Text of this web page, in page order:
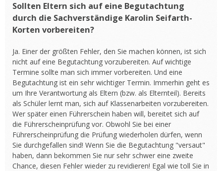
Sollten Eltern sich auf eine Begutachtung
durch die Sachverständige Karolin Seifarth-
Korten vorbereiten?
Ja. Einer der größten Fehler, den Sie machen können, ist sich
nicht auf eine Begutachtung vorzubereiten. Auf wichtige
Termine sollte man sich immer vorbereiten. Und eine
Begutachtung ist ein sehr wichtiger Termin. Immerhin geht es
um Ihre Verantwortung als Eltern (bzw. als Elternteil). Bereits
als Schüler lernt man, sich auf Klassenarbeiten vorzubereiten.
Wer später einen Führerschein haben will, bereitet sich auf
die Führerscheinprüfung vor. Obwohl Sie bei einer
Führerscheinprüfung die Prüfung wiederholen dürfen, wenn
Sie durchgefallen sind! Wenn Sie die Begutachtung "versaut"
haben, dann bekommen Sie nur sehr schwer eine zweite
Chance, diesen Fehler wieder zu revidieren! Egal wie toll Sie in